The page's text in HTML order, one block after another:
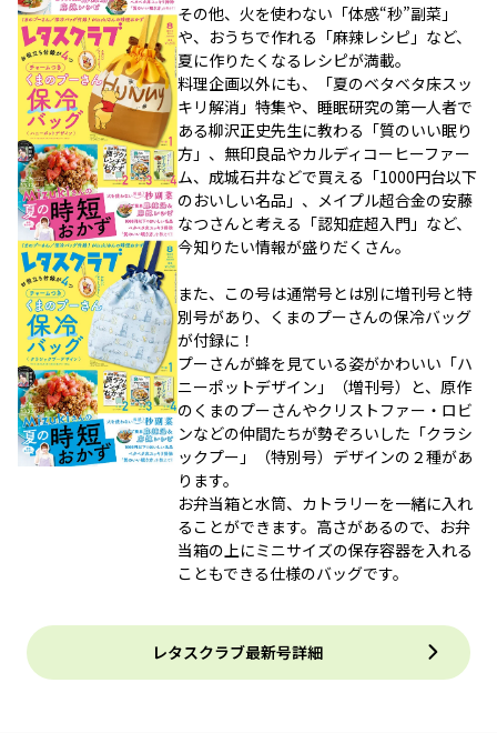
その他、火を使わない「体感“秒”副菜」
や、おうちで作れる「麻辣レシピ」など、
夏に作りたくなるレシピが満載。
料理企画以外にも、「夏のベタベタ床スッ
キリ解消」特集や、睡眠研究の第一人者で
ある柳沢正史先生に教わる「質のいい眠り
方」、無印良品やカルディコーヒーファー
ム、成城石井などで買える「1000円台以下
のおいしい名品」、メイプル超合金の安藤
なつさんと考える「認知症超入門」など、
今知りたい情報が盛りだくさん。
また、この号は通常号とは別に増刊号と特
別号があり、くまのプーさんの保冷バッグ
が付録に！
プーさんが蜂を見ている姿がかわいい「ハ
ニーポットデザイン」（増刊号）と、原作
のくまのプーさんやクリストファー・ロビ
ンなどの仲間たちが勢ぞろいした「クラシ
ックプー」（特別号）デザインの２種があ
ります。
お弁当箱と水筒、カトラリーを一緒に入れ
ることができます。高さがあるので、お弁
当箱の上にミニサイズの保存容器を入れる
こともできる仕様のバッグです。
レタスクラブ最新号詳細